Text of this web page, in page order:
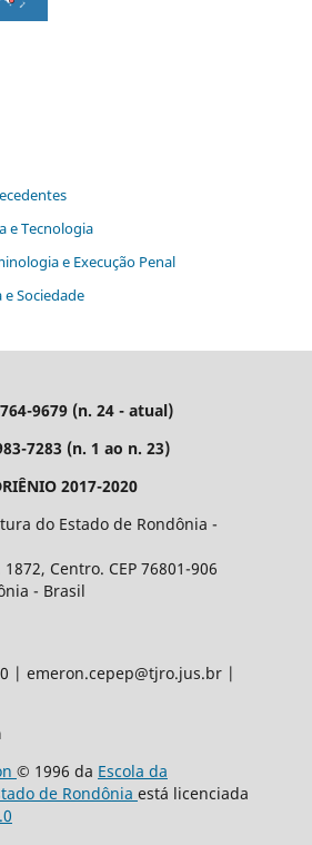
e Tecnologia
e Execução Penal
Sociedade
9679 (n. 24 - atual)
7283 (n. 1 ao n. 23)
2017-2020
do Estado de Rondônia -
Centro. CEP 76801-906
- Brasil
| emeron.cepep@tjro.jus.br |
© 1996 da Escola da
de Rondônia está licenciada